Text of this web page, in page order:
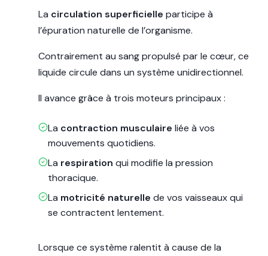
La circulation superficielle participe à
l’épuration naturelle de l’organisme.
Contrairement au sang propulsé par le cœur, ce
liquide circule dans un système unidirectionnel.
Il avance grâce à trois moteurs principaux :
La contraction musculaire liée à vos
mouvements quotidiens.
La respiration qui modifie la pression
thoracique.
La motricité naturelle de vos vaisseaux qui
se contractent lentement.
Lorsque ce système ralentit à cause de la